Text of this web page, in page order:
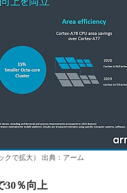
クで拡大） 出典：アーム
30％向上